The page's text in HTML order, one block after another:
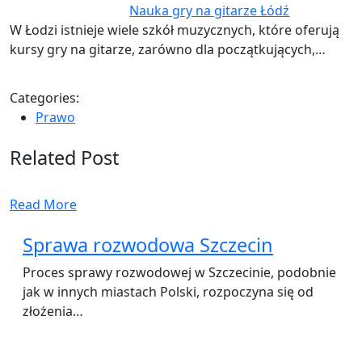
Nauka gry na gitarze Łódź
W Łodzi istnieje wiele szkół muzycznych, które oferują
kursy gry na gitarze, zarówno dla początkujących,…
Categories:
Prawo
Related Post
Read More
Sprawa rozwodowa Szczecin
Proces sprawy rozwodowej w Szczecinie, podobnie
jak w innych miastach Polski, rozpoczyna się od
złożenia…